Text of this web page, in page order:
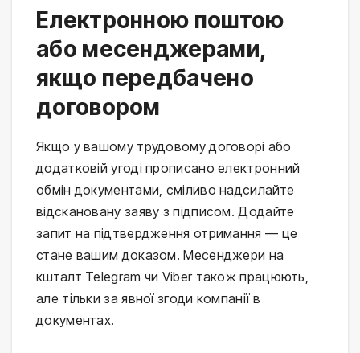
Електронною поштою
або месенджерами,
якщо передбачено
договором
Якщо у вашому трудовому договорі або
додатковій угоді прописано електронний
обмін документами, сміливо надсилайте
відскановану заяву з підписом. Додайте
запит на підтвердження отримання — це
стане вашим доказом. Месенджери на
кшталт Telegram чи Viber також працюють,
але тільки за явної згоди компанії в
документах.